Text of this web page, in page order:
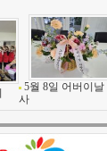
5월 8일 어버이날
사